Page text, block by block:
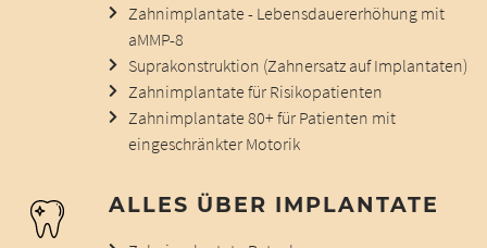
Zahnimplantate - Lebensdauererhöhung mit
aMMP-8
Suprakonstruktion (Zahnersatz auf Implantaten)
Zahnimplantate für Risikopatienten
Zahnimplantate 80+ für Patienten mit
eingeschränkter Motorik
ALLES ÜBER IMPLANTATE